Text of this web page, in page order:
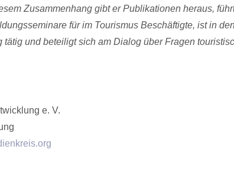
Zusammenhang gibt er Publikationen heraus,
für im Tourismus Beschäftigte, ist in
tätig und beteiligt sich am Dialog über Fragen
e. V.